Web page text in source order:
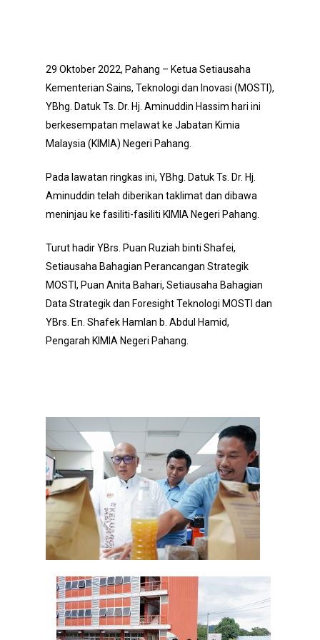
29 Oktober 2022, Pahang – Ketua Setiausaha
Kementerian Sains, Teknologi dan Inovasi (MOSTI),
YBhg. Datuk Ts. Dr. Hj. Aminuddin Hassim hari ini
berkesempatan melawat ke Jabatan Kimia
Malaysia (KIMIA) Negeri Pahang.
Pada lawatan ringkas ini, YBhg. Datuk Ts. Dr. Hj.
Aminuddin telah diberikan taklimat dan dibawa
meninjau ke fasiliti-fasiliti KIMIA Negeri Pahang.
Turut hadir YBrs. Puan Ruziah binti Shafei,
Setiausaha Bahagian Perancangan Strategik
MOSTI, Puan Anita Bahari, Setiausaha Bahagian
Data Strategik dan Foresight Teknologi MOSTI dan
YBrs. En. Shafek Hamlan b. Abdul Hamid,
Pengarah KIMIA Negeri Pahang.